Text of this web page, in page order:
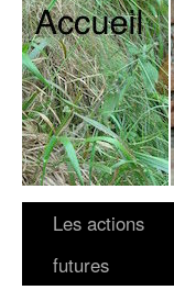
Les actions
futures